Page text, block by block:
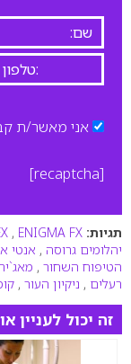
אני מאשר/ת
[recaptcha]
תגיות: , ENIGMA FX
יהלומים גרוסה , אנטי
הטיפוח השחור ,
רעלים , ניקיון העור ,
זה יכול לעניין